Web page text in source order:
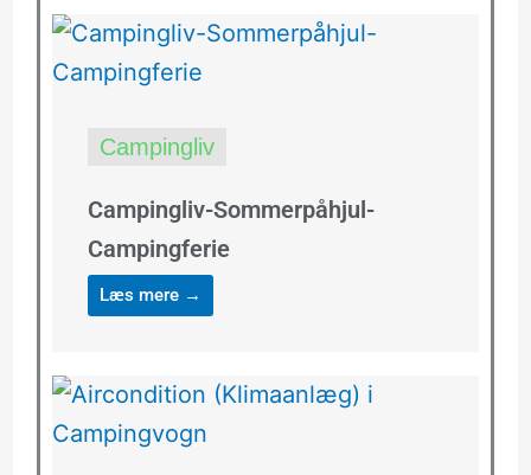
Campingliv
Campingliv-Sommerpåhjul-
Campingferie
Læs mere →